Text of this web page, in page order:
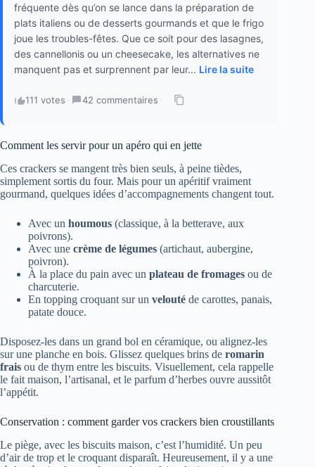
fréquente dès qu’on se lance dans la préparation de
plats italiens ou de desserts gourmands et que le frigo
joue les troubles-fêtes. Que ce soit pour des lasagnes,
des cannellonis ou un cheesecake, les alternatives ne
manquent pas et surprennent par leur... Lire la suite
111 votes · 42 commentaires ·
Comment les servir pour un apéro qui en jette
Ces crackers se mangent très bien seuls, à peine tièdes,
simplement sortis du four. Mais pour un apéritif vraiment
gourmand, quelques idées d’accompagnements changent tout.
Avec un houmous (classique, à la betterave, aux
poivrons).
Avec une crème de légumes (artichaut, aubergine,
poivron).
À la place du pain avec un plateau de fromages ou de
charcuterie.
En topping croquant sur un velouté de carottes, panais,
patate douce.
Disposez-les dans un grand bol en céramique, ou alignez-les
sur une planche en bois. Glissez quelques brins de romarin
frais ou de thym entre les biscuits. Visuellement, cela rappelle
le fait maison, l’artisanal, et le parfum d’herbes ouvre aussitôt
l’appétit.
Conservation : comment garder vos crackers bien croustillants
Le piège, avec les biscuits maison, c’est l’humidité. Un peu
d’air de trop et le croquant disparaît. Heureusement, il y a une